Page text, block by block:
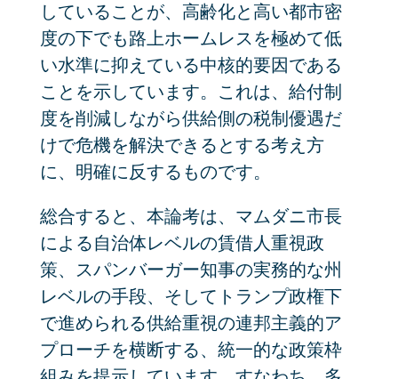
していることが、高齢化と高い都市密
度の下でも路上ホームレスを極めて低
い水準に抑えている中核的要因である
ことを示しています。これは、給付制
度を削減しながら供給側の税制優遇だ
けで危機を解決できるとする考え方
に、明確に反するものです。
総合すると、本論考は、マムダニ市長
による自治体レベルの賃借人重視政
策、スパンバーガー知事の実務的な州
レベルの手段、そしてトランプ政権下
で進められる供給重視の連邦主義的ア
プローチを横断する、統一的な政策枠